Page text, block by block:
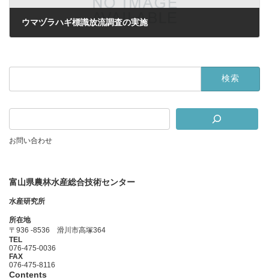
ウマヅラハギ標識放流調査の実施
検
お問い合わせ
富山県農林水産総合技術センター
水産研究所
所在地
〒936 -8536 滑川市高塚364
TEL
076-475-0036
FAX
076-475-8116
Contents